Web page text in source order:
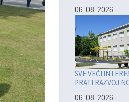
06-08-2026
SVE VEĆI
PRATI RAZVOJ
06-08-2026